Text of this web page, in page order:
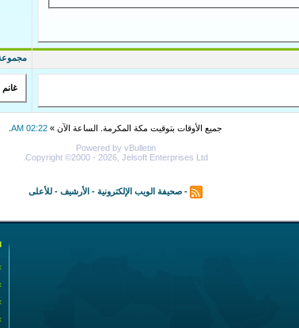
جميع الأوقات بتوقيت مكة المكرمة. الساعة الآن » 02:22 AM
Powered by vBulletin
Copyright ©2000 - 2026, Jelsoft Enterprises Ltd.
- صحيفة الويب الإلكترونية - الأرشيف - للأعلى